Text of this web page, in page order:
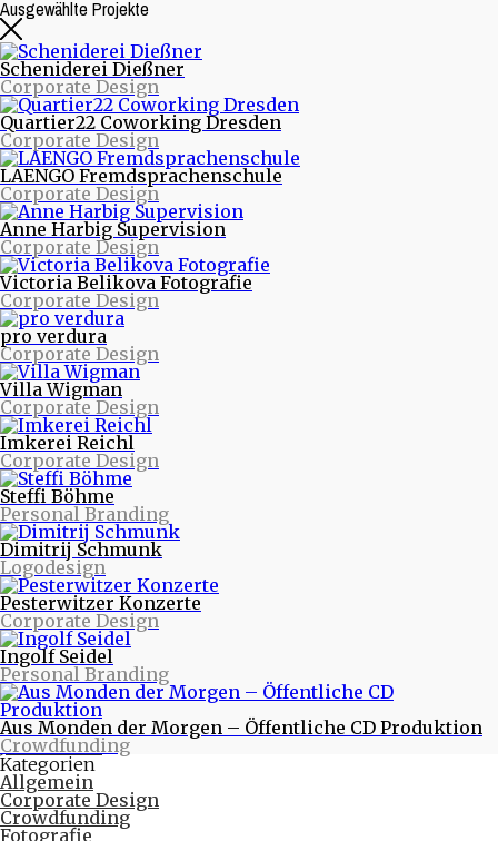
Ausgewählte Projekte
Scheniderei Dießner
Corporate Design
Quartier22 Coworking Dresden
Corporate Design
LAENGO Fremdsprachenschule
Corporate Design
Anne Harbig Supervision
Corporate Design
Victoria Belikova Fotografie
Corporate Design
pro verdura
Corporate Design
Villa Wigman
Corporate Design
Imkerei Reichl
Corporate Design
Steffi Böhme
Personal Branding
Dimitrij Schmunk
Logodesign
Pesterwitzer Konzerte
Corporate Design
Ingolf Seidel
Personal Branding
Aus Monden der Morgen – Öffentliche CD Produktion
Crowdfunding
Beitragsarchive
Neueste Beiträge
Nachrichten aus Projekten
Starke Musik und starke Bilder - Eine neue Webseite
für die Quohren MPG
30/30 - 30 Logos - 30 Tage
purinto ist umgezogen
Logodesign für den Motion Designer und Regisseur
Dimitrij Schmunk
Warum Nachhaltigkeit Spaß macht oder mit dem
Fahrrad durchs Land
Nachhaltiges Design
Warum eigentlich purinto?
Verte - Wende das Blatt - Designstudie
PR-Fotos für Tworna
Monatlich
November 2017
Februar 2017
Oktober 2016
August 2016
Juni 2016
Mai 2016
April 2016
März 2016
Februar 2016
Januar 2016
Kategorien
Allgemein
Corporate Design
Crowdfunding
Fotografie